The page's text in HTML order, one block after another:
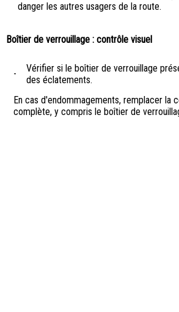
danger les autres usagers de la route.
Boîtier de verrouillage : contrôle visuel
-
Vérifier si le boîtier de verrouillage
des éclatements.
En cas d'endommagements, remplacer la
complète, y compris le boîtier de